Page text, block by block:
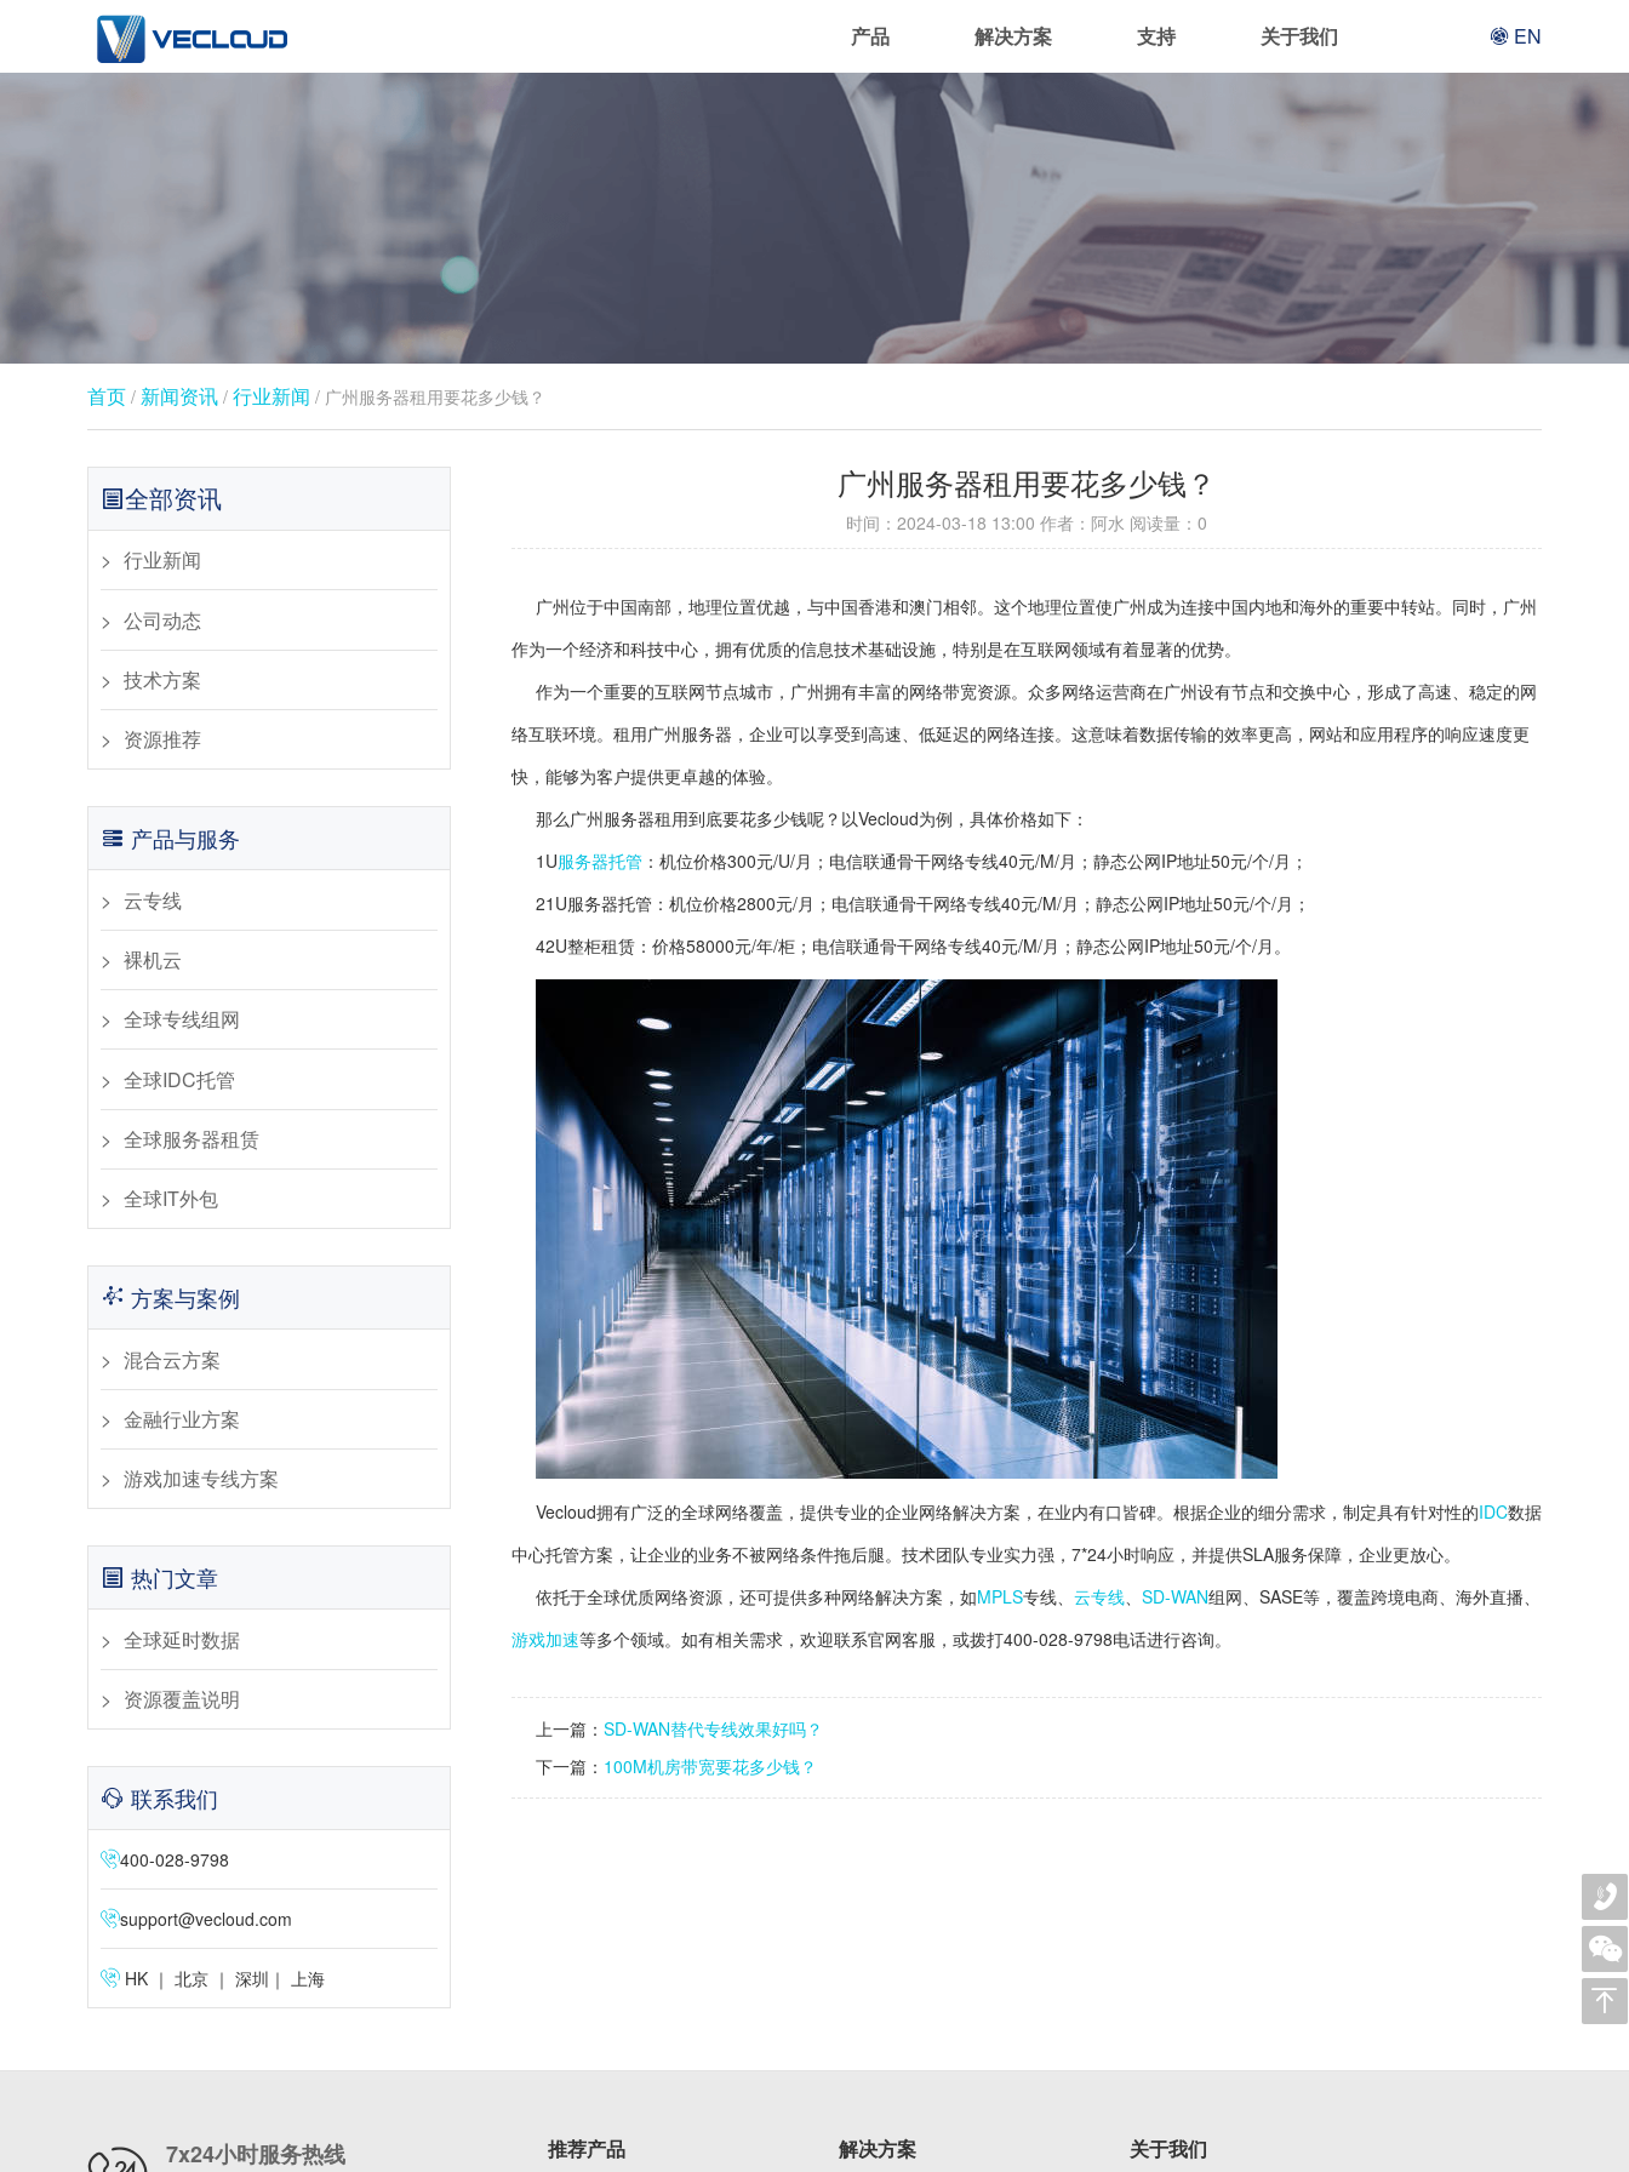
EN
关于我们
支持
解决方案
产品
首页 / 新闻资讯 / 行业新闻​ / 广州服务器租用要花多少钱？
全部资讯
行业新闻​
公司动态​
​技术方案
资源推荐
产品与服务
云专线
裸机云
全球专线组网
全球IDC托管
全球服务器租赁
全球IT外包
方案与案例
混合云方案
金融行业方案
游戏加速专线方案
热门文章
全球延时数据
资源覆盖说明
联系我们
400-028-9798
support@vecloud.com
HK ｜ 北京 ｜ 深圳｜ 上海
广州服务器租用要花多少钱？
时间： 2024-03-18 13:00 作者：阿水 阅读量： 0
广州位于中国南部，地理位置优越，与中国香港和澳门相邻。这个地理位置使广州成为连接中国内地和海外的重要中转站。同时，广州
作为一个经济和科技中心，拥有优质的信息技术基础设施，特别是在互联网领域有着显著的优势。
作为一个重要的互联网节点城市，广州拥有丰富的网络带宽资源。众多网络运营商在广州设有节点和交换中心，形成了高速、稳定的网
络互联环境。租用广州服务器，企业可以享受到高速、低延迟的网络连接。这意味着数据传输的效率更高，网站和应用程序的响应速度更
快，能够为客户提供更卓越的体验。
那么广州服务器租用到底要花多少钱呢？以Vecloud为例，具体价格如下：
1U服务器托管 ：机位价格300元/U/月；电信联通骨干网络专线40元/M/月；静态公网IP地址50元/个/月；
21U服务器托管：机位价格2800元/月；电信联通骨干网络专线40元/M/月；静态公网IP地址50元/个/月；
42U整柜租赁：价格58000元/年/柜；电信联通骨干网络专线40元/M/月；静态公网IP地址50元/个/月。
Vecloud拥有广泛的全球网络覆盖，提供专业的企业网络解决方案，在业内有口皆碑。根据企业的细分需求，制定具有针对性的IDC数据
中心托管方案，让企业的业务不被网络条件拖后腿。技术团队专业实力强，7*24小时响应，并提供SLA服务保障，企业更放心。
依托于全球优质网络资源，还可提供多种网络解决方案，如MPLS专线、 云专线、 SD-WAN组网、SASE等，覆盖跨境电商、海外直播、
游戏加速等多个领域。如有相关需求，欢迎联系官网客服，或拨打400-028-9798电话进行咨询。
上一篇： SD-WAN替代专线效果好吗？
下一篇： 100M机房带宽要花多少钱？
7x24小时服务热线 推荐产品 解决方案 关于我们